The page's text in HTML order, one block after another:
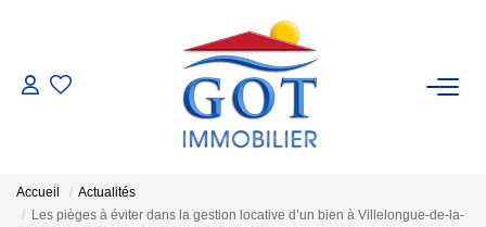
VENTES
Accueil
Actualités
Les pièges à éviter dans la gestion locative d’un bien à Villelongue-de-la-